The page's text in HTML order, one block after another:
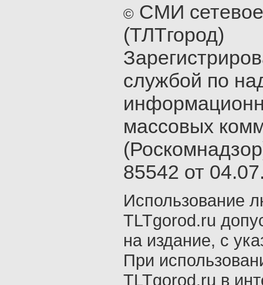
© СМИ
(ТЛТгород)
службой по
массовых
85542 от
Использование
TLTgorod.ru
на издание, с
При
TLTgorod.ru в